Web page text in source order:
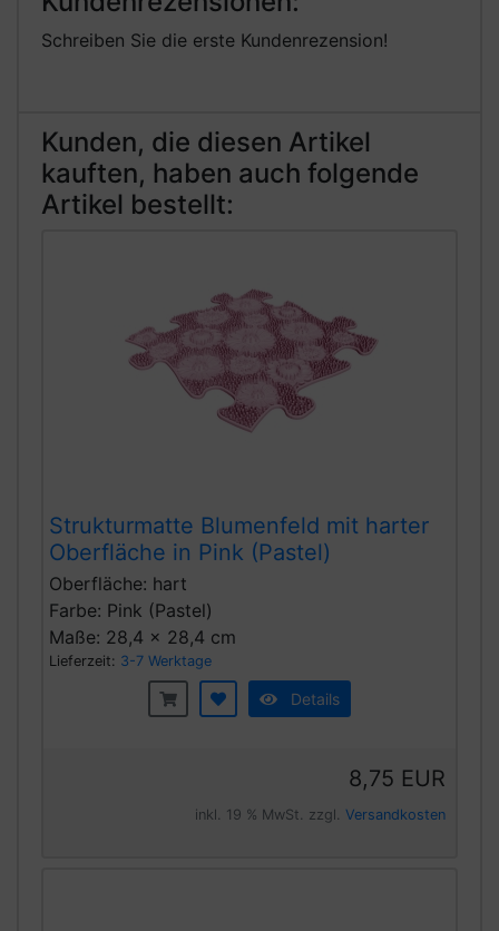
Schreiben Sie die erste Kundenrezension!
Kunden, die diesen Artikel
kauften, haben auch folgende
Artikel bestellt:
Strukturmatte Blumenfeld mit harter
Oberfläche in Pink (Pastel)
Oberfläche: hart
Farbe: Pink (Pastel)
Maße: 28,4 x 28,4 cm
Lieferzeit: 3-7 Werktage
Details
8,75 EUR
inkl. 19 % MwSt. zzgl. Versandkosten